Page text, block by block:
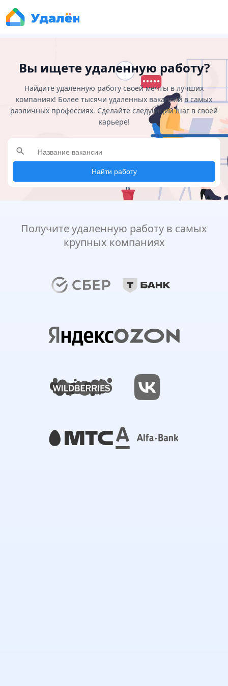
Вы ищете удаленную работу?
Найдите удаленную работу своей мечты в лучших
компаниях! Более тысячи удаленных вакансий в самых
различных профессиях. Сделайте следующий шаг в своей
карьере!
search
Найти работу
Получите удаленную работу в самых
крупных компаниях